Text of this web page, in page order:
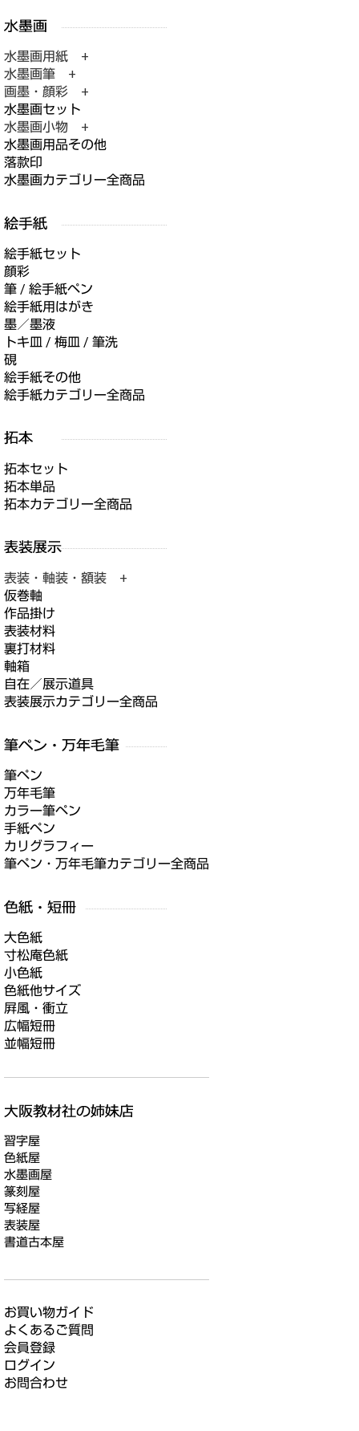
水墨画用紙 +
水墨画筆 +
画墨・顔彩 +
水墨画セット
水墨画小物 +
水墨画用品その他
落款印
水墨画カテゴリー全商品
絵手紙セット
顔彩
筆 / 絵手紙ペン
絵手紙用はがき
墨／墨液
トキ皿 / 梅皿 / 筆洗
硯
絵手紙その他
絵手紙カテゴリー全商品
拓本セット
拓本単品
拓本カテゴリー全商品
表装・軸装・額装 +
仮巻軸
作品掛け
表装材料
裏打材料
軸箱
自在／展示道具
表装展示カテゴリー全商品
筆ペン
万年毛筆
カラー筆ペン
手紙ペン
カリグラフィー
筆ペン・万年毛筆カテゴリー全商品
大色紙
寸松庵色紙
小色紙
色紙他サイズ
屛風・衝立
広幅短冊
並幅短冊
習字屋
色紙屋
水墨画屋
篆刻屋
写経屋
表装屋
書道古本屋
お買い物ガイド
よくあるご質問
会員登録
ログイン
お問合わせ